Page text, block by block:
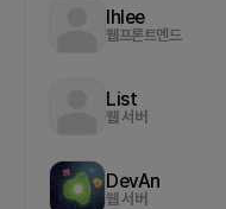
Ihlee
웹프론트엔드
List
웹 서버
DevAn
웹 서버